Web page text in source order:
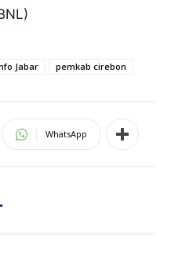
Jabar pemkab cirebon
WhatsApp